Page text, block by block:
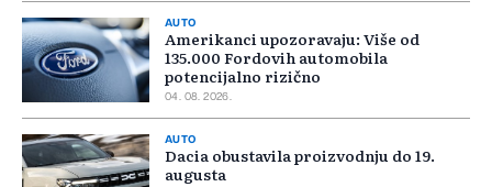
AUTO
Amerikanci upozoravaju: Više od
135.000 Fordovih automobila
potencijalno rizično
04. 08. 2026.
AUTO
Dacia obustavila proizvodnju do 19.
augusta